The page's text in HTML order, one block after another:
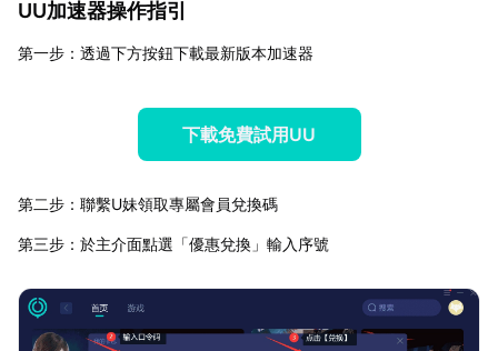
UU加速器操作指引
第一步：透過下方按鈕下載最新版本加速器
下載免費試用UU
第二步：聯繫U妹領取專屬會員兌換碼
第三步：於主介面點選「優惠兌換」輸入序號